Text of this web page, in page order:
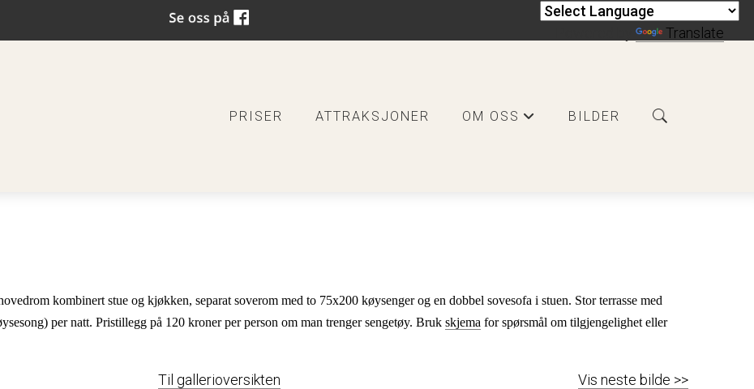
PRISER ATTRAKSJONER OM OSS BILDER
kombinert stue og kjøkken, separat soverom med to 75x200 køysenger og en dobbel sovesofa i stuen. Stor terrasse med
per natt. Pristillegg på 120 kroner per person om man trenger sengetøy. Bruk skjema for spørsmål om tilgjengelighet eller
Til gallerioversikten Vis neste bilde >>
Translate